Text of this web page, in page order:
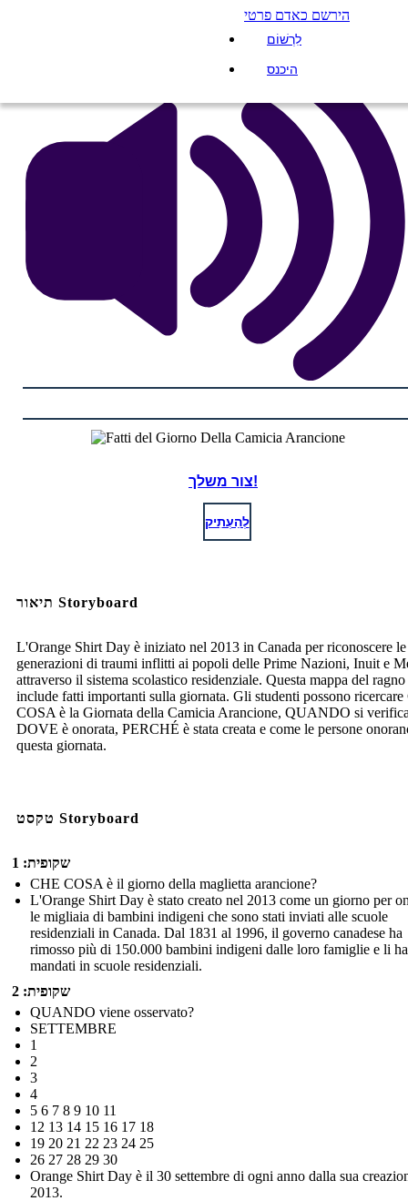
הירשם כאדם פרטי
לִרְשׁוֹם
היכנס
לקרוא לי
צור משלך!
לְהַעְתִיק
תיאור Storyboard
L'Orange Shirt Day è iniziato nel 2013 in Canada per riconoscere le
generazioni di traumi inflitti ai popoli delle Prime Nazioni, Inuit e
attraverso il sistema scolastico residenziale. Questa mappa del ragno
include fatti importanti sulla giornata. Gli studenti possono
COSA è la Giornata della Camicia Arancione, QUANDO si
DOVE è onorata, PERCHÉ è stata creata e come le persone
questa giornata.
טקסט Storyboard
שקופית: 1
CHE COSA è il giorno della maglietta arancione?
L'Orange Shirt Day è stato creato nel 2013 come un giorno per
le migliaia di bambini indigeni che sono stati inviati alle scuole
residenziali in Canada. Dal 1831 al 1996, il governo canadese ha
rimosso più di 150.000 bambini indigeni dalle loro famiglie e li ha
mandati in scuole residenziali.
שקופית: 2
QUANDO viene osservato?
SETTEMBRE
1
2
3
4
5 6 7 8 9 10 11
12 13 14 15 16 17 18
19 20 21 22 23 24 25
26 27 28 29 30
Orange Shirt Day è il 30 settembre di ogni anno dalla sua
2013.